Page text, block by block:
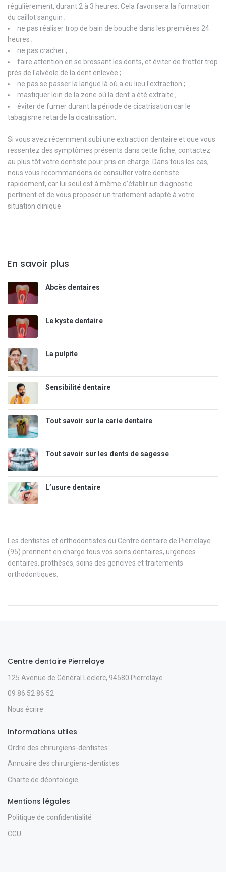
En savoir plus
Abcès dentaires
Le kyste dentaire
La pulpite
Sensibilité dentaire
Tout savoir sur la carie dentaire
Tout savoir sur les dents de sagesse
L’usure dentaire
Les dentistes et orthodontistes du Centre dentaire de Pierrelaye
(95) prennent en charge tous vos soins dentaires, urgences
dentaires, prothèses, soins des gencives et traitements
orthodontiques.
régulièrement, durant 2 à 3 heures. Cela favorisera la formation
du caillot sanguin ;
ne pas réaliser trop de bain de bouche dans les premières 24
heures ;
ne pas cracher ;
faire attention en se brossant les dents, et éviter de frotter trop
près de l'alvéole de la dent enlevée ;
ne pas se passer la langue là où a eu lieu l'extraction ;
mastiquer loin de la zone où la dent a été extraite ;
éviter de fumer durant la période de cicatrisation car le
tabagisme retarde la cicatrisation.
Si vous avez récemment subi une extraction dentaire et que vous
ressentez des symptômes présents dans cette fiche, contactez
au plus tôt votre dentiste pour pris en charge. Dans tous les cas,
nous vous recommandons de consulter votre dentiste
rapidement, car lui seul est à même d’établir un diagnostic
pertinent et de vous proposer un traitement adapté à votre
situation clinique.
Centre dentaire Pierrelaye
125 Avenue de Général Leclerc, 94580 Pierrelaye
09 86 52 86 52
Nous écrire
Informations utiles
Ordre des chirurgiens-dentistes
Annuaire des chirurgiens-dentistes
Charte de déontologie
Mentions légales
Politique de confidentialité
CGU